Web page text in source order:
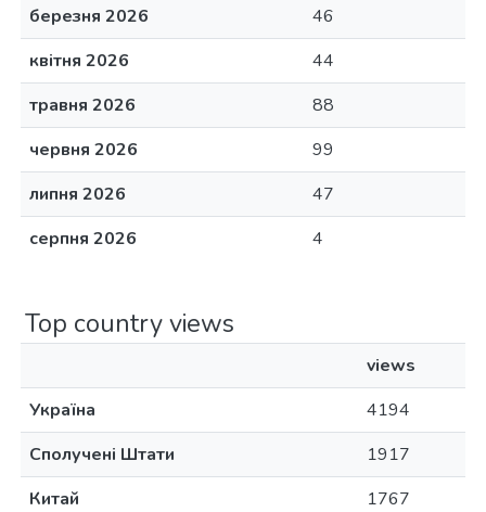
березня 2026
46
квітня 2026
44
травня 2026
88
червня 2026
99
липня 2026
47
серпня 2026
4
Top country views
views
Україна
4194
Сполучені Штати
1917
Китай
1767